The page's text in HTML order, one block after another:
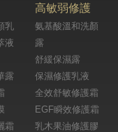
乳
液
露
霜
高敏弱修護
氨基酸溫和洗顏
露
舒緩保濕露
保濕修護乳液
全效舒敏修護霜
EGF瞬效修護霜
乳木果油修護膠